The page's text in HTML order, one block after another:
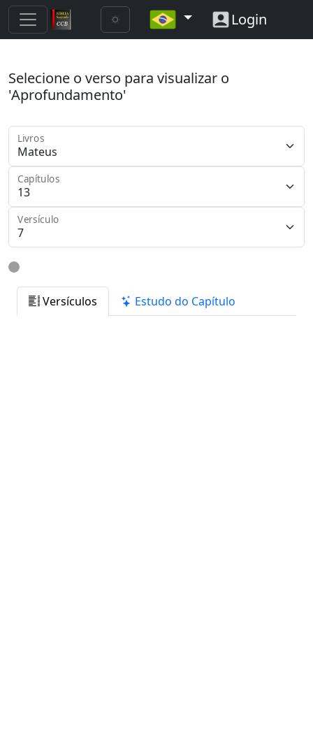
Login
Selecione o verso para visualizar o
'Aprofundamento'
Livros
Capítulos
Versículo
Versículos Estudo do Capítulo